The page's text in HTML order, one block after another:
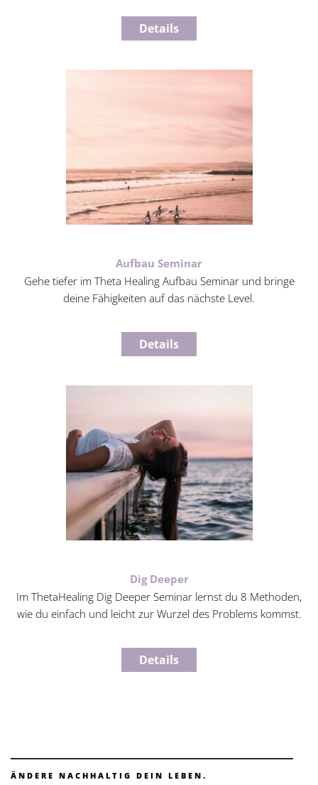
Details
Aufbau Seminar
Gehe tiefer im Theta Healing Aufbau Seminar und bringe
deine Fähigkeiten auf das nächste Level.
Details
Dig Deeper
Im ThetaHealing Dig Deeper Seminar lernst du 8 Methoden,
wie du einfach und leicht zur Wurzel des Problems kommst.
Details
ÄNDERE NACHHALTIG DEIN LEBEN.